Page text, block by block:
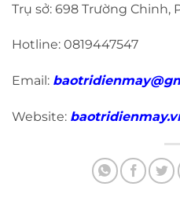
Trụ sở: 698 Trường Chinh,
Hotline: 0819447547
Email:
Website: